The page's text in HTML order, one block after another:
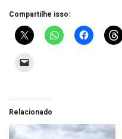
Compartilhe isso:
Relacionado